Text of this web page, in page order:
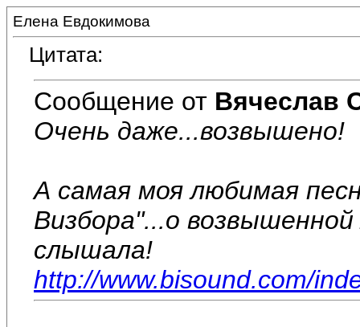
Елена Евдокимова
Цитата:
Сообщение от Вячеслав
Очень даже...возвышено!
А самая моя любимая
Визбора"...о
слышала!
http://www.bisound.com/